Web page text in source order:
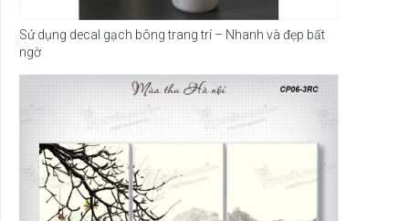
Sử dụng decal gạch bông trang trí – Nhanh và đẹp bất
ngờ